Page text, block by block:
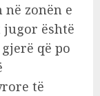
zonën e
është
që po
të